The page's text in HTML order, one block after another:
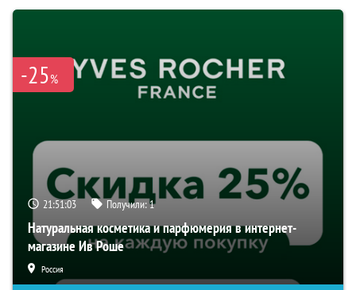
-25%
21:51:02 Получили:1
Натуральная косметика и парфюмерия в интернет-
магазине Ив Роше
Россия